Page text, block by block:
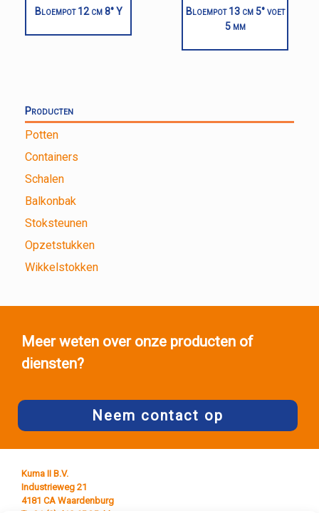
Bloempot 12 cm 8° Y
Bloempot 13 cm 5° voet
5 mm
Producten
Potten
Containers
Schalen
Balkonbak
Stoksteunen
Opzetstukken
Wikkelstokken
Meer weten over onze producten of
diensten?
Neem contact op
Kuma II B.V.
Industrieweg 21
4181 CA Waardenburg